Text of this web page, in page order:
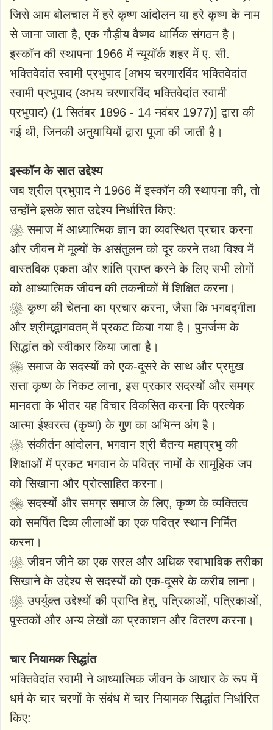
जिसे आम बोलचाल में हरे कृष्ण आंदोलन या हरे कृष्ण के नाम
से जाना जाता है, एक गौड़ीय वैष्णव धार्मिक संगठन है।
इस्कॉन की स्थापना 1966 में न्यूयॉर्क शहर में ए. सी.
भक्तिवेदांत स्वामी प्रभुपाद [अभय चरणारविंद भक्तिवेदांत
स्वामी प्रभुपाद (अभय चरणारविंद भक्तिवेदांत स्वामी
प्रभुपाद) (1 सितंबर 1896 - 14 नवंबर 1977)] द्वारा की
गई थी, जिनकी अनुयायियों द्वारा पूजा की जाती है।
इस्कॉन के सात उद्देश्य
जब श्रील प्रभुपाद ने 1966 में इस्कॉन की स्थापना की, तो
उन्होंने इसके सात उद्देश्य निर्धारित किए:
❀ समाज में आध्यात्मिक ज्ञान का व्यवस्थित प्रचार करना
और जीवन में मूल्यों के असंतुलन को दूर करने तथा विश्व में
वास्तविक एकता और शांति प्राप्त करने के लिए सभी लोगों
को आध्यात्मिक जीवन की तकनीकों में शिक्षित करना।
❀ कृष्ण की चेतना का प्रचार करना, जैसा कि भगवद्गीता
और श्रीमद्भागवतम् में प्रकट किया गया है। पुनर्जन्म के
सिद्धांत को स्वीकार किया जाता है।
❀ समाज के सदस्यों को एक-दूसरे के साथ और प्रमुख
सत्ता कृष्ण के निकट लाना, इस प्रकार सदस्यों और समग्र
मानवता के भीतर यह विचार विकसित करना कि प्रत्येक
आत्मा ईश्वरत्व (कृष्ण) के गुण का अभिन्न अंग है।
❀ संकीर्तन आंदोलन, भगवान श्री चैतन्य महाप्रभु की
शिक्षाओं में प्रकट भगवान के पवित्र नामों के सामूहिक जप
को सिखाना और प्रोत्साहित करना।
❀ सदस्यों और समग्र समाज के लिए, कृष्ण के व्यक्तित्व
को समर्पित दिव्य लीलाओं का एक पवित्र स्थान निर्मित
करना।
❀ जीवन जीने का एक सरल और अधिक स्वाभाविक तरीका
सिखाने के उद्देश्य से सदस्यों को एक-दूसरे के करीब लाना।
❀ उपर्युक्त उद्देश्यों की प्राप्ति हेतु, पत्रिकाओं, पत्रिकाओं,
पुस्तकों और अन्य लेखों का प्रकाशन और वितरण करना।
चार नियामक सिद्धांत
भक्तिवेदांत स्वामी ने आध्यात्मिक जीवन के आधार के रूप में
धर्म के चार चरणों के संबंध में चार नियामक सिद्धांत निर्धारित
किए: